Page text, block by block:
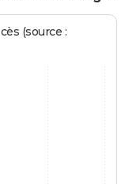
(source :